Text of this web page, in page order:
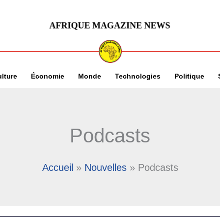
Économie Monde Technologies Politique
Podcasts
Accueil Nouvelles Podcasts